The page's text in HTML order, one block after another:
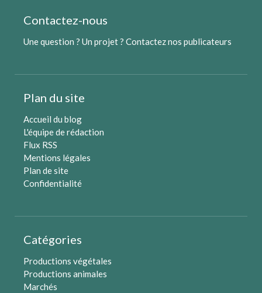
Contactez-nous
Une question ? Un projet ? Contactez nos publicateurs
Plan du site
Accueil du blog
L'équipe de rédaction
Flux RSS
Mentions légales
Plan de site
Confidentialité
Catégories
Productions végétales
Productions animales
Marchés